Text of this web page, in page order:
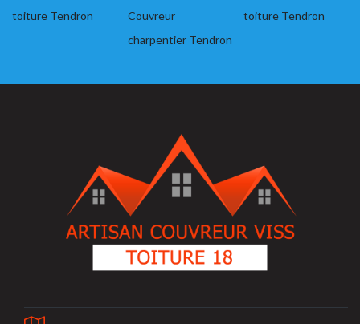
toiture Tendron
Couvreur
charpentier Tendron
toiture Tendron